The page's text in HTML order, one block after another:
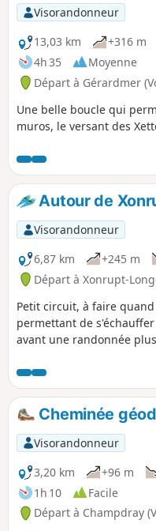
Visorandonneur
13,03 km
+316 m
4h 35
Moyenne
Départ à Gérardmer
Une belle boucle qui
muros, le versant des
Autour de
Visorandonneur
6,87 km
+245 m
Départ à Xonrupt-
Petit circuit, à faire
permettant de
avant une randonnée
Cheminée
Visorandonneur
3,20 km
+96 m
1h 10
Facile
Départ à Champdray